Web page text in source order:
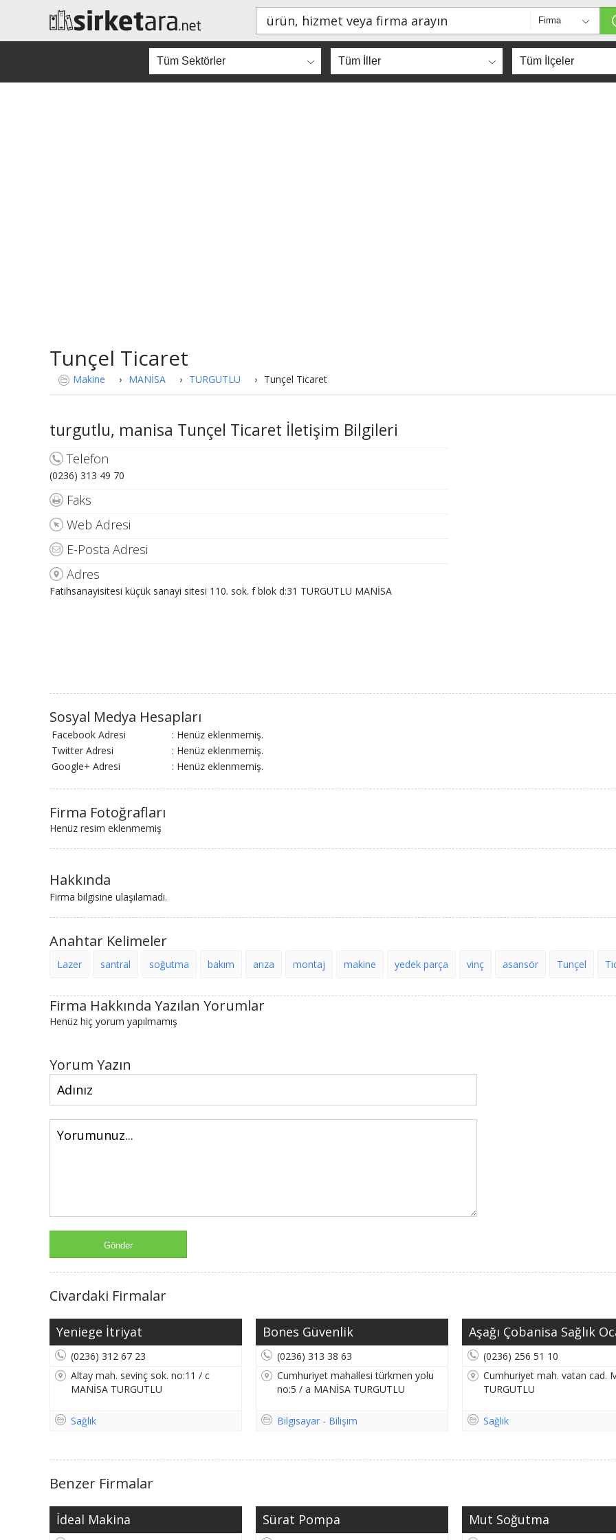
Tunçel Ticaret
Makine › MANİSA › TURGUTLU › Tunçel Ticaret
turgutlu, manisa Tunçel Ticaret İletişim Bilgileri
Telefon
(0236) 313 49 70
Faks
Web Adresi
E-Posta Adresi
Adres
Fatihsanayisitesi küçük sanayi sitesi 110. sok. f blok d:31 TURGUTLU MANİSA
Sosyal Medya Hesapları
Facebook Adresi
: Henüz eklenmemiş.
Twitter Adresi
: Henüz eklenmemiş.
Google+ Adresi
: Henüz eklenmemiş.
Firma Fotoğrafları
Henüz resim eklenmemiş
Hakkında
Firma bilgisine ulaşılamadı.
Anahtar Kelimeler
Lazer santral soğutma bakım arıza montaj makine yedek parça vinç asansör Tunçel
Firma Hakkında Yazılan Yorumlar
Henüz hiç yorum yapılmamış
Yorum Yazın
Civardaki Firmalar
Yeniege İtriyat
(0236) 312 67 23
Altay mah. sevinç sok. no:11 / c
MANİSA TURGUTLU
Sağlık
Bones Güvenlik
(0236) 313 38 63
Cumhuriyet mahallesi türkmen yolu
no:5 / a MANİSA TURGUTLU
Bilgisayar - Bilişim
Aşağı Çobanisa Sağlık
(0236) 256 51 10
Cumhuriyet mah. vatan cad.
TURGUTLU
Sağlık
Benzer Firmalar
İdeal Makina Sürat Pompa Mut Soğutma